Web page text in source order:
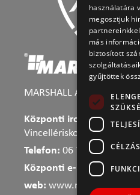
MARSHALL Ablakgyár Kft.
Központi iroda és
Vincellériskola u. 3.
Telefon: 06 70 643 4343
Központi e-mail:
web:
használatára
megosztjuk
más
biztosított
gyűjtöttek
CÉLZÁS